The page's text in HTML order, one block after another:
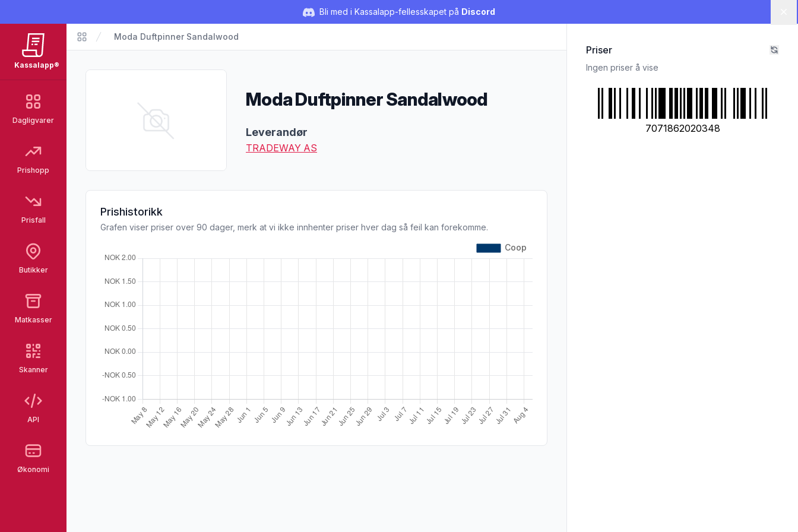
Bli med i Kassalapp-fellesskapet på Discord
Kassalapp®
Dagligvarer
Prishopp
Prisfall
Butikker
Matkasser
Skanner
API
Økonomi
Matvarer
Moda Duftpinner Sandalwood
Moda Duftpinner Sandalwood
Leverandør
TRADEWAY AS
Prishistorikk
Grafen viser priser over 90 dager, merk at vi ikke innhenter priser hver dag så feil kan forekomme.
Priser
Ingen priser å vise
7071862020348